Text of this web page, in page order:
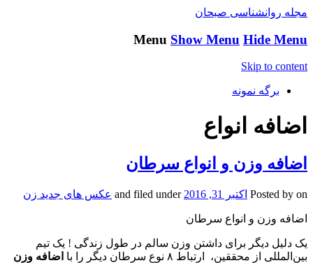
مجله روانشناسی صبحان
Menu Show Menu Hide Menu
Skip to content
برگه نمونه
اضافه انواع
اضافه وزن و انواع سرطان
Posted by on اکتبر 31, 2016 and filed under عکس های جدید زن
اضافه وزن و انواع سرطان
یک دلیل دیگر برای داشتن وزن سالم در طول زندگی ! یک تیم
بین‌المللی از محققین، ارتباط ۸ نوع سرطان دیگر را با
اضافه وزن